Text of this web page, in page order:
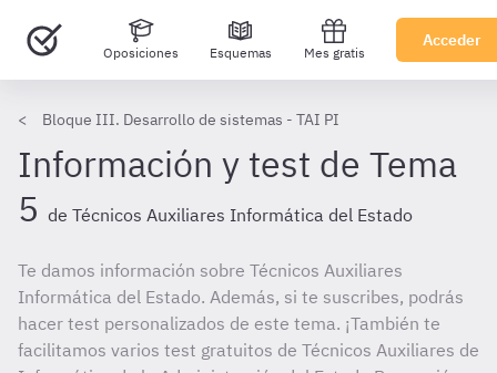
Oposiciones Esquemas Mes gratis
Acceder
Bloque III. Desarrollo de sistemas - TAI PI
Información y test de Tema
5 de Técnicos Auxiliares Informática del Estado
Te damos información sobre Técnicos Auxiliares
Informática del Estado. Además, si te suscribes, podrás
hacer test personalizados de este tema. ¡También te
facilitamos varios test gratuitos de Técnicos Auxiliares de